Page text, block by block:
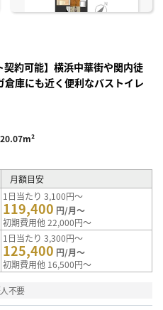
契約可能】横浜中華街や関内徒
庫にも近く便利なバストイレ
20.07m²
月額目安
1日当たり 3,100円～
119,400 円/月～
初期費用他 22,000円～
1日当たり 3,300円～
125,400 円/月～
初期費用他 16,500円～
不要